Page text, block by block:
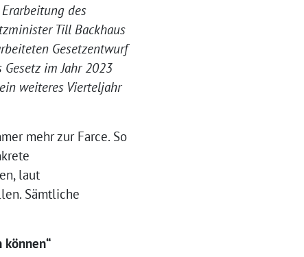
des
Till Backhaus
Gesetzentwurf
im Jahr 2023
weiteres Vierteljahr
mehr zur Farce. So
laut
Sämtliche